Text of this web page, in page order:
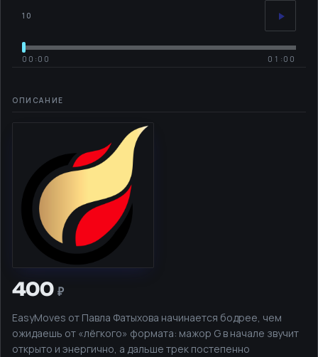
10
00:00 01:00
400
EasyMoves от Павла Фатыхова начинается бодрее, чем
ожидаешь от «лёгкого» формата: мажор G в начале звучит
открыто и энергично, а дальше трек постепенно